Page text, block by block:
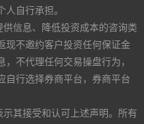
自行承担。
信息、降低投资成本的咨询类
现不邀约客户投资任何保证金
不代理任何交易操盘行为，
自行选择券商平台，券商平台
其接受和认可上述声明。所有